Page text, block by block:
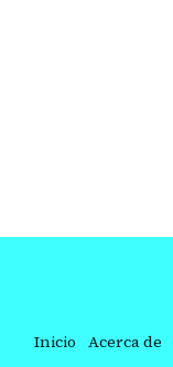
Inicio Acerca de